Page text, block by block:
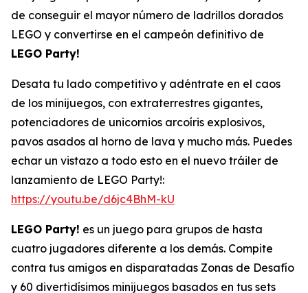
de conseguir el mayor número de ladrillos dorados
LEGO y convertirse en el campeón definitivo de
LEGO Party!
Desata tu lado competitivo y adéntrate en el caos
de los minijuegos, con extraterrestres gigantes,
potenciadores de unicornios arcoíris explosivos,
pavos asados al horno de lava y mucho más. Puedes
echar un vistazo a todo esto en el nuevo tráiler de
lanzamiento de LEGO Party!:
https://youtu.be/d6jc4BhM-kU
LEGO Party! es un juego para grupos de hasta
cuatro jugadores diferente a los demás. Compite
contra tus amigos en disparatadas Zonas de Desafío
y 60 divertidísimos minijuegos basados en tus sets